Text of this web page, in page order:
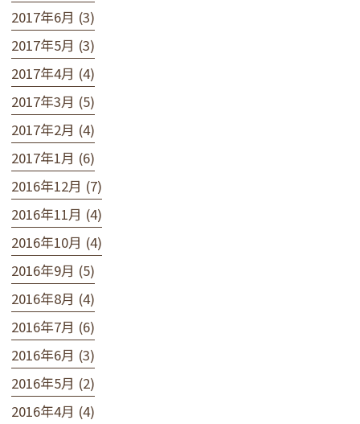
2017年6月 (3)
2017年5月 (3)
2017年4月 (4)
2017年3月 (5)
2017年2月 (4)
2017年1月 (6)
2016年12月 (7)
2016年11月 (4)
2016年10月 (4)
2016年9月 (5)
2016年8月 (4)
2016年7月 (6)
2016年6月 (3)
2016年5月 (2)
2016年4月 (4)